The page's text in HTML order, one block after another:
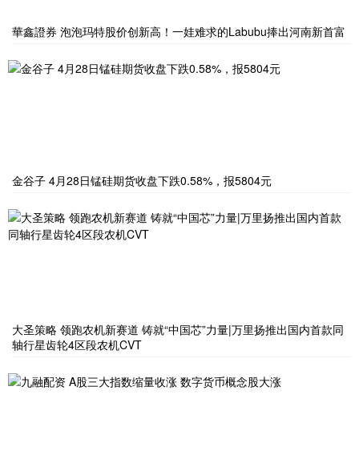
華鑫證券 泡泡玛特股价创新高！一娃难求的Labubu捧出河南新首富
金谷子 4月28日锰硅期货收盘下跌0.58%，报5804元
大圣策略 领跑农机新赛道 铸就“中国芯”力量|万里扬推出国内首款同
轴行星齿轮4区段农机CVT